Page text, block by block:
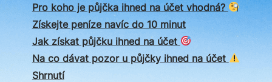
Pro koho je půjčka ihned na účet vhodná?
Získejte peníze navíc do 10 minut
Jak získat půjčku ihned na účet
Na co dávat pozor u půjčky ihned na účet
Shrnutí